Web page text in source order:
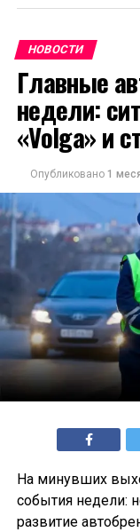
НОВОСТИ
Главные
недели:
«Volga» и
Опубликовано 1
На минувших
события недели:
развитие